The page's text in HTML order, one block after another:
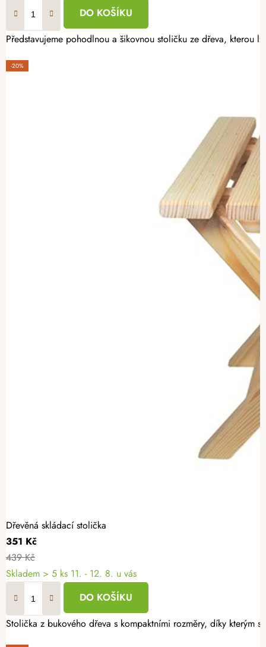
DO KOŠÍKU
Představujeme pohodlnou a šikovnou stoličku ze dřeva, kterou
-20%
Dřevěná skládací stolička
351 Kč
439 Kč
Skladem > 5 ks 11. - 12. 8. u vás
DO KOŠÍKU
Stolička z bukového dřeva s kompaktními rozměry, díky kterým